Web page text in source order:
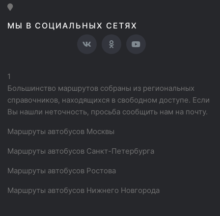
МЫ В СОЦИАЛЬНЫХ СЕТЯХ
1
Большинство маршрутов собраны из региональных
справочников, находящихся в свободном доступе. Если
Вы нашли неточность, просьба сообщить нам на почту.
Маршруты автобусов Москвы
Маршруты автобусов Санкт-Петербурга
Маршруты автобусов Ростова
Маршруты автобусов Нижнего Новгорода